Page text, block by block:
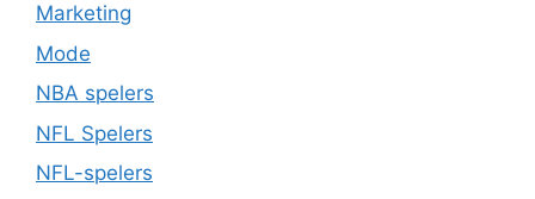
Marketing
Mode
NBA spelers
NFL Spelers
NFL-spelers